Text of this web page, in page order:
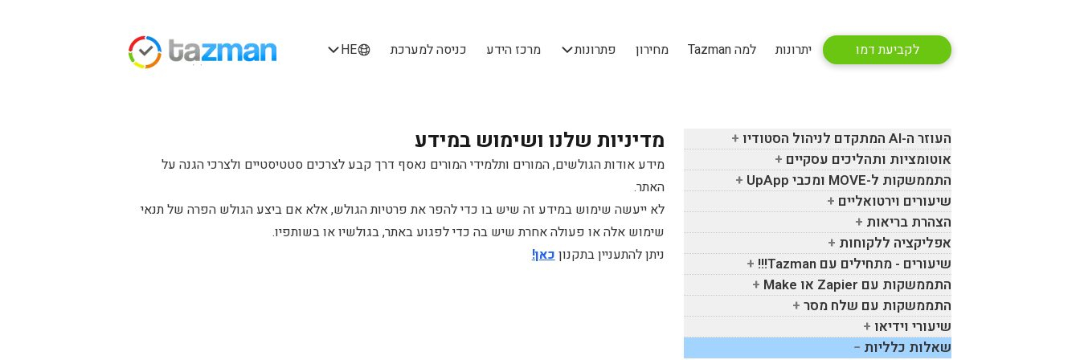
לקביעת דמו יתרונות למה Tazman מחירון פתרונות מרכז הידע כניסה למערכת HE
העוזר ה-AI המתקדם לניהול הסטודיו
אוטומציות ותהליכים עסקיים
התממשקות ל-MOVE ומכבי UpApp
שיעורים וירטואליים
הצהרת בריאות
אפליקציה ללקוחות
שיעורים - מתחילים עם Tazman
!!!
התממשקות עם Zapier או Make
התממשקות עם שלח מסר
שיעורי וידיאו
שאלות כלליות
מדיניות שלנו ושימוש במידע
מידע אודות הגולשים, המורים ותלמידי המורים נאסף דרך קבע לצרכים סטטיסטיים ולצרכי הגנה על
האתר.
לא ייעשה שימוש במידע זה שיש בו כדי להפר את פרטיות הגולש, אלא אם ביצע הגולש הפרה של תנאי
שימוש אלה או פעולה אחרת שיש בה כדי לפגוע באתר, בגולשיו או בשותפיו.
ניתן להתעניין בתקנוןכאן!